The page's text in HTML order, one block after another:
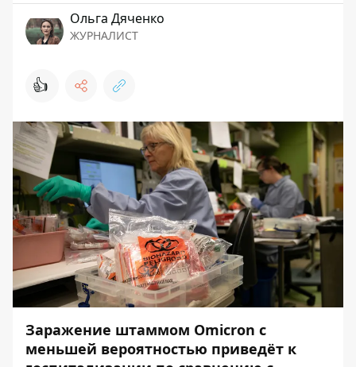
Ольга Дяченко
ЖУРНАЛИСТ
👍
Заражение штаммом Omicron с
меньшей вероятностью приведёт к